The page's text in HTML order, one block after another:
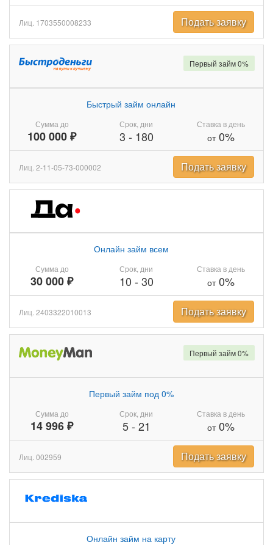
Лиц. 1703550008233 Подать заявку
Сумма до
100 000 ₽
Быстрый займ онлайн
Срок, дни
3 - 180
Ставка в день
от0%
Первый займ 0%
Лиц. 2-11-05-73-000002 Подать заявку
Сумма до
30 000 ₽
Онлайн займ всем
Срок, дни
10 - 30
Ставка в день
от0%
Лиц. 2403322010013 Подать заявку
Сумма до
14 996 ₽
Первый займ под 0%
Срок, дни
5- 21
Ставка в день
от0%
Первый займ 0%
Лиц. 002959 Подать заявку
Онлайн займ на карту